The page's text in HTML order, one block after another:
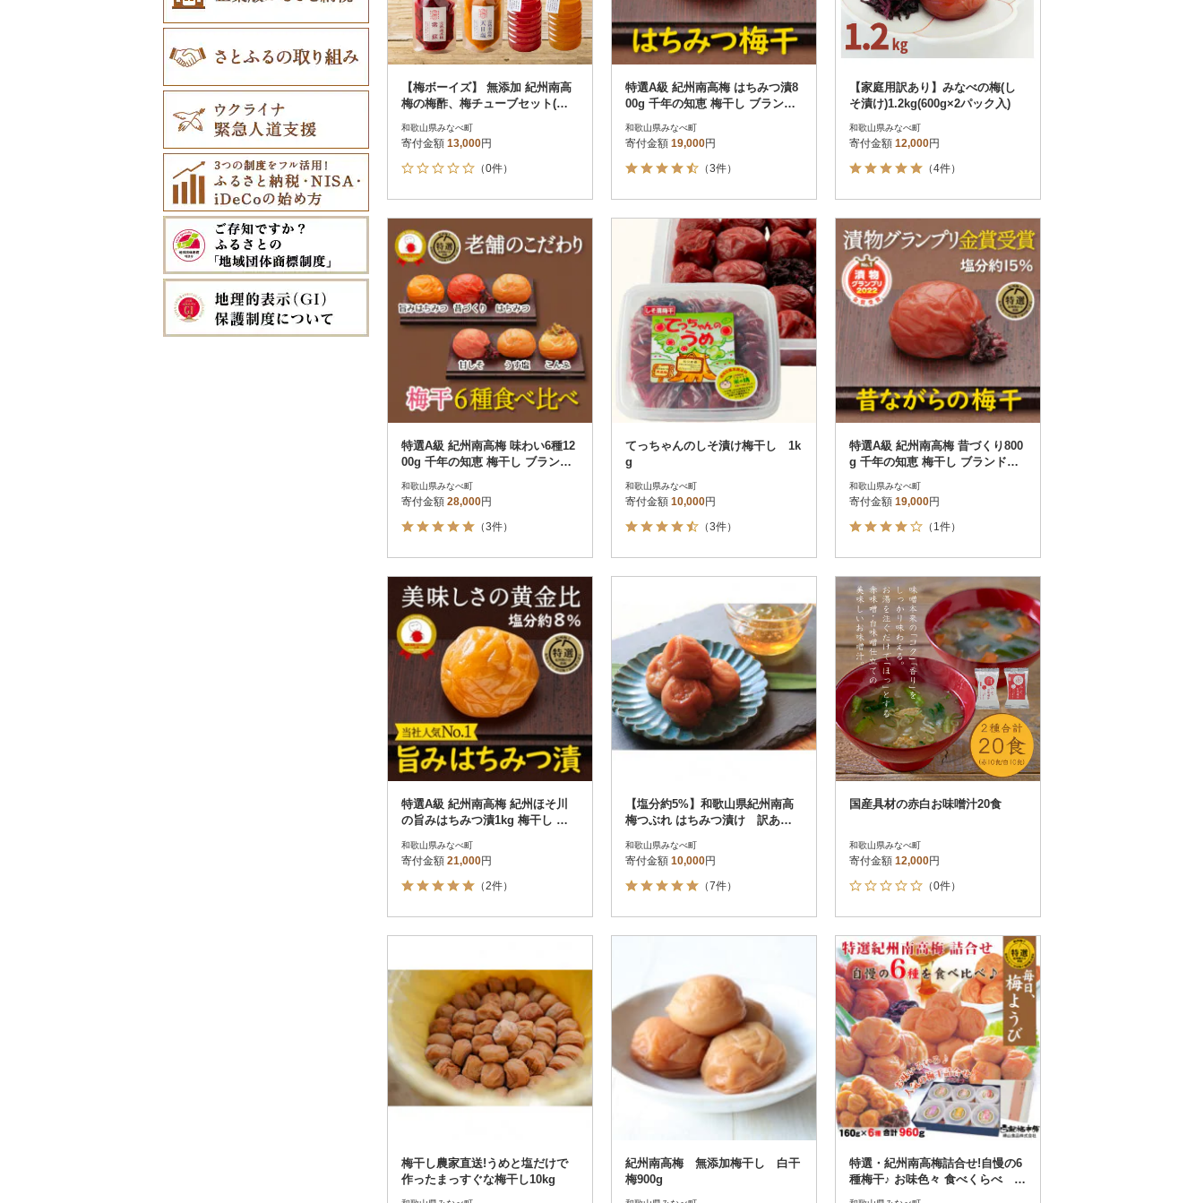
【梅ボーイズ】 無添加 紀州南高
梅の梅酢、梅チューブセット(白
和歌山県みなべ町
寄付金額 13,000円
（0件）
特選A級 紀州南高梅 はちみつ漬8
00g 千年の知恵 梅干し ブランド
和歌山県みなべ町
寄付金額 19,000円
（3件）
【家庭用訳あり】みなべの梅(し
そ漬け)1.2kg(600g×2パック入)
和歌山県みなべ町
寄付金額 12,000円
（4件）
特選A級 紀州南高梅 味わい6種12
00g 千年の知恵 梅干し ブランド
和歌山県みなべ町
寄付金額 28,000円
（3件）
てっちゃんのしそ漬け梅干し 1k
g
和歌山県みなべ町
寄付金額 10,000円
（3件）
特選A級 紀州南高梅 昔づくり800
g 千年の知恵 梅干し ブランド梅
和歌山県みなべ町
寄付金額 19,000円
（1件）
特選A級 紀州南高梅 紀州ほそ川
の旨みはちみつ漬1kg 梅干し ブ
和歌山県みなべ町
寄付金額 21,000円
（2件）
【塩分約5%】和歌山県紀州南高
梅つぶれ はちみつ漬け 訳あ
和歌山県みなべ町
寄付金額 10,000円
（7件）
国産具材の赤白お味噌汁20食
和歌山県みなべ町
寄付金額 12,000円
（0件）
梅干し農家直送!うめと塩だけで
作ったまっすぐな梅干し10kg
紀州南高梅 無添加梅干し 白干
梅900g
特選・紀州南高梅詰合せ!自慢の6
種梅干♪ お味色々 食べくらべ 計